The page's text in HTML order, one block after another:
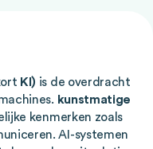
KI) is de overdracht
kunstmatige
kenmerken zoals
AI-systemen